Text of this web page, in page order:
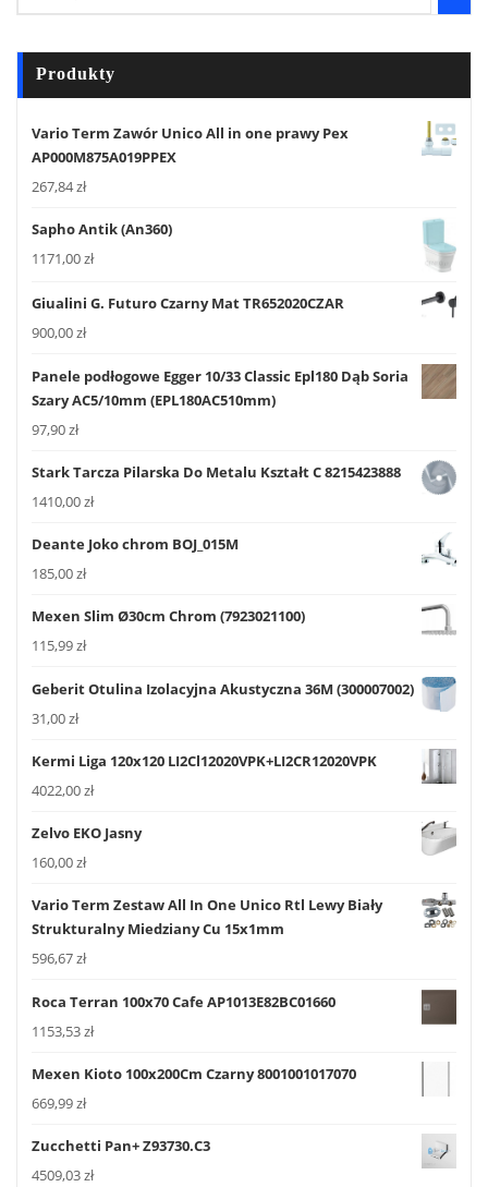
Produkty
Vario Term Zawór Unico All in one prawy Pex
AP000M875A019PPEX
267,84zł
Sapho Antik (An360)
1171,00zł
Giualini G. Futuro Czarny Mat TR652020CZAR
900,00zł
Panele podłogowe Egger 10/33 Classic Epl180 Dąb Soria
Szary AC5/10mm (EPL180AC510mm)
97,90zł
Stark Tarcza Pilarska Do Metalu Kształt C 8215423888
1410,00zł
Deante Joko chrom BOJ_015M
185,00zł
Mexen Slim Ø30cm Chrom (7923021100)
115,99zł
Geberit Otulina Izolacyjna Akustyczna 36M (300007002)
31,00zł
Kermi Liga 120x120 LI2Cl12020VPK+LI2CR12020VPK
4022,00zł
Zelvo EKO Jasny
160,00zł
Vario Term Zestaw All In One Unico Rtl Lewy Biały
Strukturalny Miedziany Cu 15x1mm
596,67zł
Roca Terran 100x70 Cafe AP1013E82BC01660
1153,53zł
Mexen Kioto 100x200Cm Czarny 8001001017070
669,99zł
Zucchetti Pan+ Z93730.C3
4509,03zł